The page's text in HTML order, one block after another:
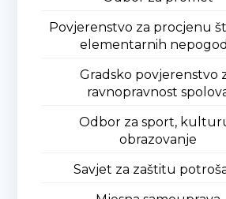
Povjerenstvo za procjenu
elementarnih
Gradsko povjerenstvo
ravnopravnost
Odbor za sport,
obrazovanje
Savjet za zaštitu